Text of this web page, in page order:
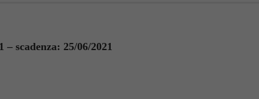
scadenza: 25/06/2021